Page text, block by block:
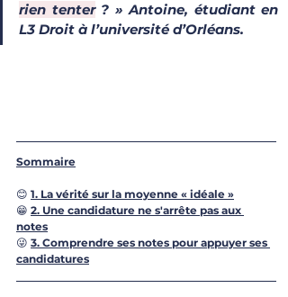
rien tenter ? » Antoine, étudiant en
L3 Droit à l’université d’Orléans.
Sommaire
😊 1. La vérité sur la moyenne « idéale »
😁 2. Une candidature ne s'arrête pas aux
notes
😜 3. Comprendre ses notes pour appuyer ses
candidatures